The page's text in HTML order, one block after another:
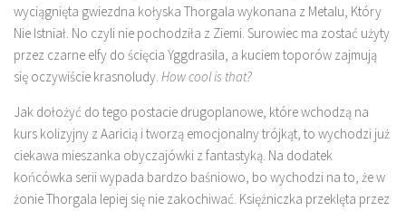
wyciągnięta gwiezdna kołyska Thorgala wykonana z Metalu, Który
Nie Istniał. No czyli nie pochodziła z Ziemi. Surowiec ma zostać użyty
przez czarne elfy do ścięcia Yggdrasila, a kuciem toporów zajmują
się oczywiście krasnoludy. How cool is that?
Jak dołożyć do tego postacie drugoplanowe, które wchodzą na
kurs kolizyjny z Aaricią i tworzą emocjonalny trójkąt, to wychodzi już
ciekawa mieszanka obyczajówki z fantastyką. Na dodatek
końcówka serii wypada bardzo baśniowo, bo wychodzi na to, że w
żonie Thorgala lepiej się nie zakochiwać. Księżniczka przeklęta przez